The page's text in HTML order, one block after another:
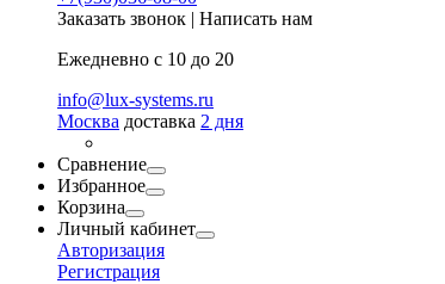
Заказать звонок | Написать нам
Ежедневно с 10 до 20
info@lux-systems.ru
Москва доставка 2 дня
Сравнение
Избранное
Корзина
Личный кабинет
Авторизация
Регистрация